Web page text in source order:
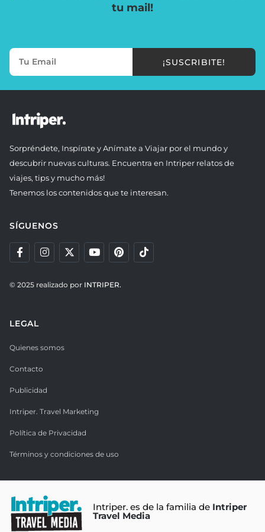
tu mail!
¡SUSCRIBITE!
Sorpréndete, Inspírate y Anímate a Viajar por el mundo y
descubrir nuevas culturas. Encuentra en Intriper relatos de
viajes, tips y mucho más!
Tenemos los contenidos que te interesan.
SÍGUENOS
© 2025 realizado por INTRIPER.
LEGAL
Quienes somos
Contacto
Publicidad
Intriper. Travel Marketing
Política de Privacidad
Términos y condiciones de uso
Intriper. es de la familia de Intriper
Travel Media